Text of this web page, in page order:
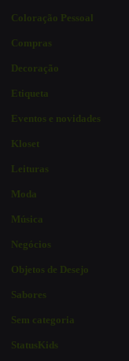
Coloração Pessoal
Compras
Decoração
Etiqueta
Eventos e novidades
Kloset
Leituras
Moda
Música
Negócios
Objetos de Desejo
Sabores
Sem categoria
StatusKids